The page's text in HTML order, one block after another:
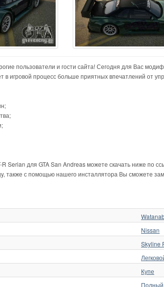
пользователи и гости сайта! Сегодня для Вас
в игровой процесс больше приятных впечатлений от
Serian для GTA San Andreas можете скачать ниже по
также с помощью нашего инсталлятора Вы сможете
Nissan
Skyline
Купе
Полный